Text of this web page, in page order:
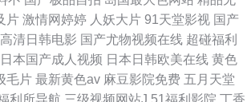
片 激情网婷婷 人妖大片 91天堂影视 国产
高清日韩电影 国产尤物视频在线 超碰福利
日本国产成人视频 日本日韩欧美在线 黄色
毛片 最新黄色av 麻豆影院免费 五月天堂
利所导航 三级视频网站J 51福利影院 丁香